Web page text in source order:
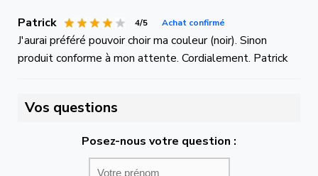
Patrick 4/5 Achat confirmé
J'aurai préféré pouvoir choir ma couleur (noir). Sinon
produit conforme à mon attente. Cordialement. Patrick
Vos questions
Posez-nous votre question :